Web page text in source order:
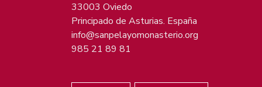
33003 Oviedo
Principado de Asturias. España
info@sanpelayomonasterio.org
985 21 89 81